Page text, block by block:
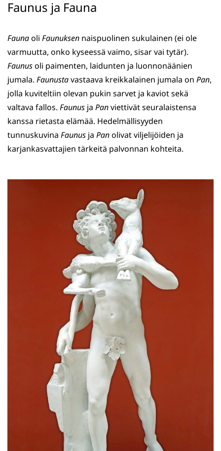
Faunus ja Fauna
Faunaoli Faunuksen naispuolinen sukulainen (ei ole
varmuutta, onko kyseessä vaimo, sisar vai tytär).
Faunusoli paimenten, laidunten ja luonnonäänien
jumala. Faunustavastaava kreikkalainen jumala on Pan,
jolla kuviteltiin olevan pukin sarvet ja kaviot sekä
valtava fallos. Faunus ja Panviettivät seuralaistensa
kanssa rietasta elämää. Hedelmällisyyden
tunnuskuvina Faunus ja Panolivat viljelijöiden ja
karjankasvattajien tärkeitä palvonnan kohteita.